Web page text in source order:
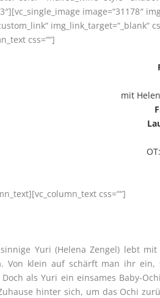
image=“31178″
img_link_target=“_blank“
css=““]
mit
css=““]
Yuri (Helena Zengel) lebt
Von klein auf schärft man ihr
als Yuri ein einsames Baby-
hinter sich, um das Ochi